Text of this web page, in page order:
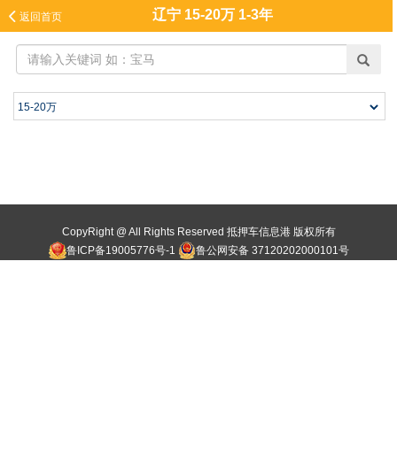
 返回首页 辽宁 15-20万 1-3年
CopyRight @ All Rights Reserved 抵押车信息港 版权所有
鲁ICP备19005776号-1
鲁公网安备 37120202000101号